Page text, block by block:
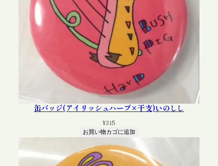
缶バッジ(アイリッシュハープ×干支)いのしし
¥315
お買い物カゴに追加